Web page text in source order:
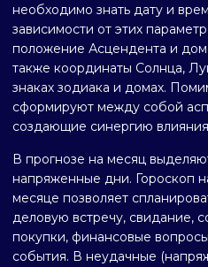
необходимо знать дату и
зависимости от этих
положение Асцендента и
также координаты Солнца,
знаках зодиака и домах.
сформируют между собой
создающие синергию
В прогнозе на месяц
напряженные дни. Гороскоп
месяце позволяет
деловую встречу, свидание,
покупки, финансовые
события. В неудачные